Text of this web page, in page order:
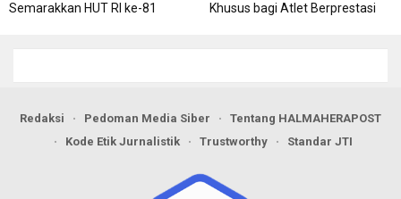
Semarakkan HUT RI ke-81
Khusus bagi Atlet Berprestasi
Redaksi Pedoman Media Siber
Tentang HALMAHERAPOST
Kode Etik Jurnalistik
Trustworthy Standar JTI